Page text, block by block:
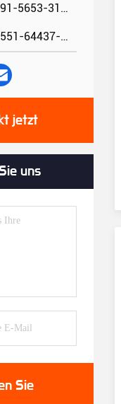
86-191-5653-3194
86-0551-64437-729
jetzt
uns
Sie